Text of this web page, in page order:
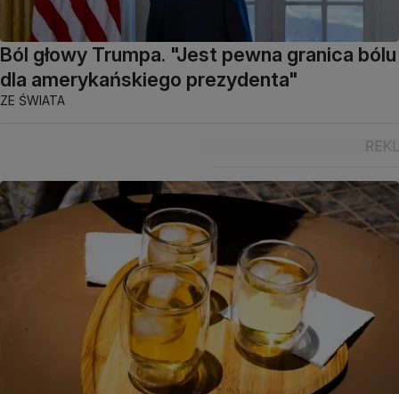
Ból głowy Trumpa. "Jest pewna granica bólu
dla amerykańskiego prezydenta"
ZE ŚWIATA